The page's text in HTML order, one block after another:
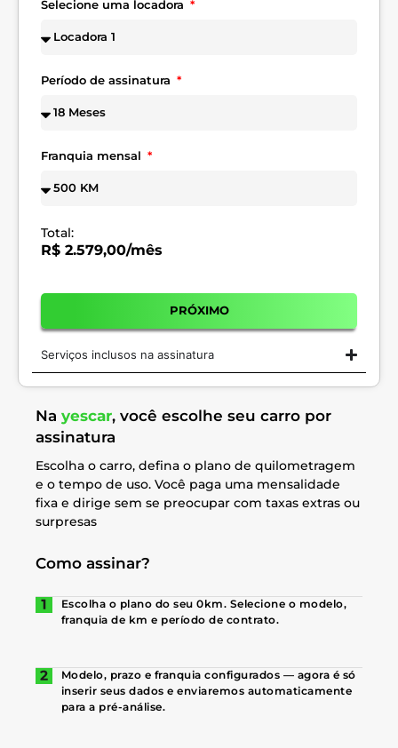
Selecione uma locadora
Período de assinatura
Franquia mensal
Total:
R$ 2.579,00/mês
PRÓXIMO
Serviços inclusos na assinatura
Na yescar, você escolhe seu carro por
assinatura
Escolha o carro, defina o plano de quilometragem
e o tempo de uso. Você paga uma mensalidade
fixa e dirige sem se preocupar com taxas extras ou
surpresas
Como assinar?
Escolha o plano do seu 0km. Selecione o modelo,
franquia de km e período de contrato.
Modelo, prazo e franquia configurados — agora é só
inserir seus dados e enviaremos automaticamente
para a pré-análise.